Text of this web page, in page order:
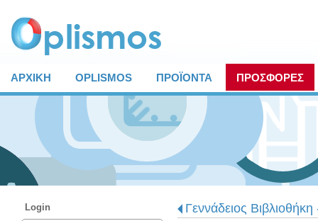
ΑΡΧΙΚΗ OPLISMOS ΠΡΟΪΟΝΤΑ ΠΡΟΣΦΟΡΕΣ
Login Γεννάδειος